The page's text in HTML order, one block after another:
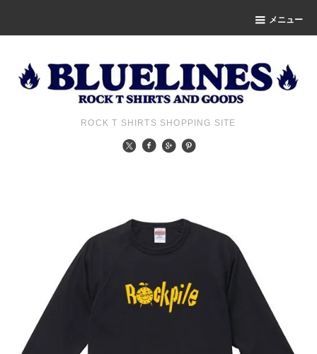
メニュー
ROCK T SHIRTS SHOPPING SITE